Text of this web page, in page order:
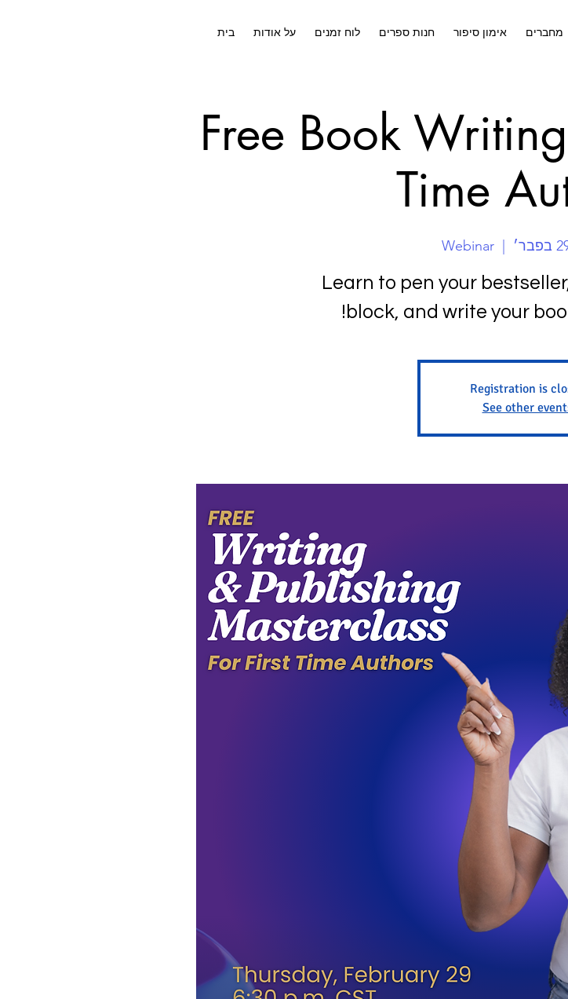
בית על אודות לוח זמנים חנות ספרים אימון סיפור מחברים
Free Book
Time
  |
Webinar
Learn to pen your
block, and write your
Registration is
See other